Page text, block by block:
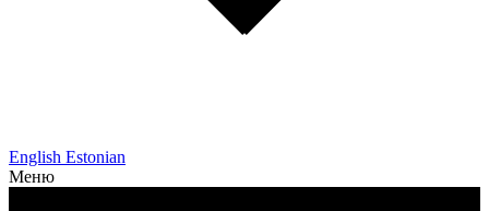
English Estonian
Меню